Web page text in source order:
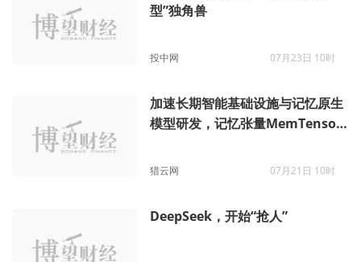
型”独角兽
投中网 07月23日 10时
加速长期智能基础设施与记忆原生
模型研发，记忆张量MemTensor
猎云网 07月21日 10时
DeepSeek，开始“抢人”